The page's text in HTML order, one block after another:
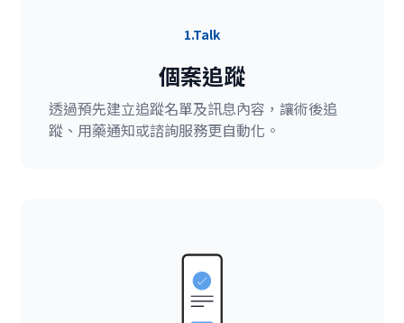
1.Talk
個案追蹤
透過預先建立追蹤名單及訊息內容，讓術後追
蹤、用藥通知或諮詢服務更自動化。